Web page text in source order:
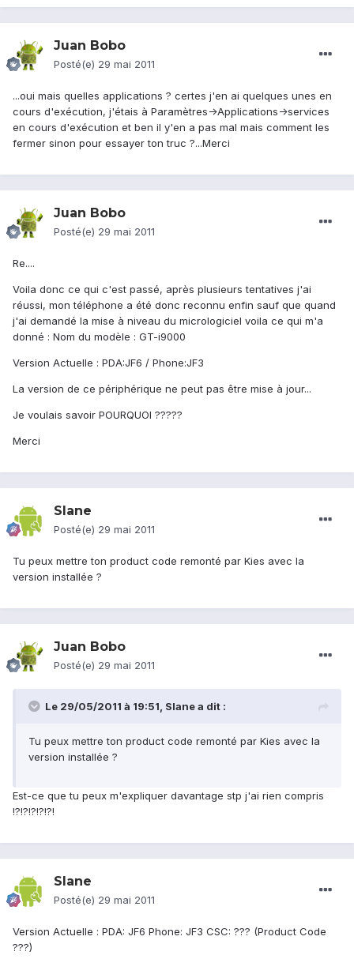
Juan Bobo
Posté(e) 29 mai 2011
...oui mais quelles applications ? certes j'en ai quelques unes en
cours d'exécution, j'étais à Paramètres->Applications->services
en cours d'exécution et ben il y'en a pas mal mais comment les
fermer sinon pour essayer ton truc ?...Merci
Juan Bobo
Posté(e) 29 mai 2011
Re....
Voila donc ce qui c'est passé, après plusieurs tentatives j'ai
réussi, mon téléphone a été donc reconnu enfin sauf que quand
j'ai demandé la mise à niveau du micrologiciel voila ce qui m'a
donné : Nom du modèle : GT-i9000
Version Actuelle : PDA:JF6 / Phone:JF3
La version de ce périphérique ne peut pas être mise à jour...
Je voulais savoir POURQUOI ?????
Merci
Slane
Posté(e) 29 mai 2011
Tu peux mettre ton product code remonté par Kies avec la
version installée ?
Juan Bobo
Posté(e) 29 mai 2011
Le 29/05/2011 à 19:51, Slane a dit :
Tu peux mettre ton product code remonté par Kies avec la
version installée ?
Est-ce que tu peux m'expliquer davantage stp j'ai rien compris
!?!?!?!?!?!
Slane
Posté(e) 29 mai 2011
Version Actuelle : PDA: JF6 Phone: JF3 CSC: ??? (Product Code
???)